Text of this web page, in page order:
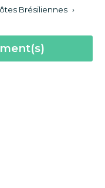
Brésiliennes ›